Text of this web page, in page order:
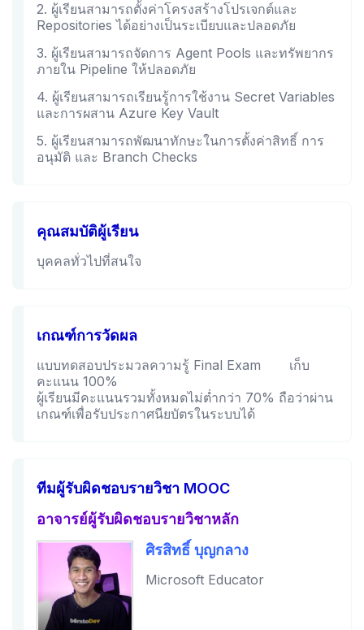
2. ผู้เรียนสามารถตั้งค่าโครงสร้างโปรเจกต์และ
Repositories ได้อย่างเป็นระเบียบและปลอดภัย
3. ผู้เรียนสามารถจัดการ Agent Pools และทรัพยากร
ภายใน Pipeline ให้ปลอดภัย
4. ผู้เรียนสามารถเรียนรู้การใช้งาน Secret Variables
และการผสาน Azure Key Vault
5. ผู้เรียนสามารถพัฒนาทักษะในการตั้งค่าสิทธิ์ การ
อนุมัติ และ Branch Checks
คุณสมบัติผู้เรียน
บุคคลทั่วไปที่สนใจ
เกณฑ์การวัดผล
แบบทดสอบประมวลความรู้ Final Exam เก็บ
คะแนน 100%
ผู้เรียนมีคะแนนรวมทั้งหมดไม่ต่ำกว่า 70% ถือว่าผ่าน
เกณฑ์เพื่อรับประกาศนียบัตรในระบบได้
ทีมผู้รับผิดชอบรายวิชา MOOC
อาจารย์ผู้รับผิดชอบรายวิชาหลัก
ศิรสิทธิ์ บุญกลาง
Microsoft Educator